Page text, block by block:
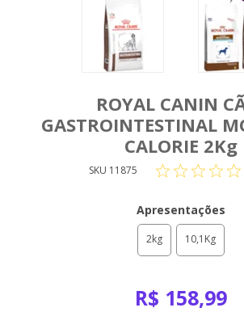
ROYAL CANIN
GASTROINTESTINAL
CALORIE 2Kg
SKU 11875
Apresentações
2kg 10,1Kg
R$ 158,99